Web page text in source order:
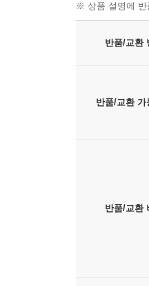
※ 상품 설명에 반
반품/교환
반품/교환 가
반품/교환